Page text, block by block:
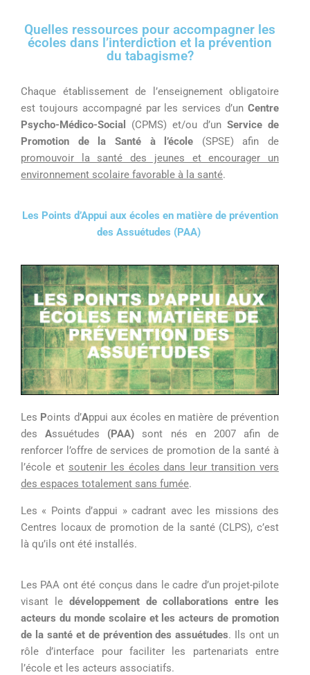
Quelles ressources pour accompagner les
écoles dans l’interdiction et la prévention
du tabagisme?
Chaque établissement de l’enseignement obligatoire
est toujours accompagnépar les services d’unCentre
Psycho-Médico-Social
(CPMS) et/ou d’un Service de
Promotion de la Santé à l’école (SPSE) afin de
promouvoir la santé des jeunes et encourager un
environnement scolaire favorable à la santé.
Les Points d’Appui aux écoles en matière de prévention
des Assuétudes (PAA)
Les Points d’Appui aux écoles en matière de prévention
desAssuétudes (PAA) sont nés en 2007 afin de
renforcer l’offre de services de promotion de la santé à
l’école et soutenir les écoles dans leur transition vers
des espaces totalement sans fumée.
Les « Points d’appui » cadrant avec les missions des
Centres locaux de promotion de la santé (CLPS), c’est
là qu’ils ont été installés.
Les PAA ont été conçusdans le cadre d’un projet-pilote
visant le développement de collaborations entre les
acteurs du monde scolaire et les acteurs de promotion
de la santé et de prévention des assuétudes. Ils ont un
rôle d’interface pour faciliter les partenariats entre
l’école et les acteurs associatifs.